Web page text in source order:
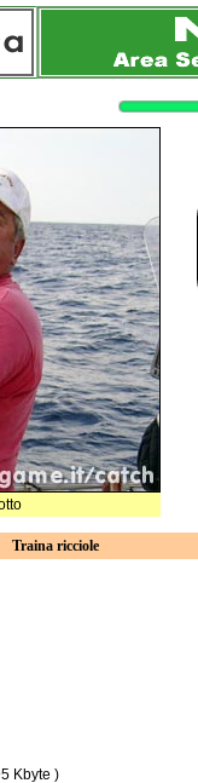
Traina ricciole
Kbyte )